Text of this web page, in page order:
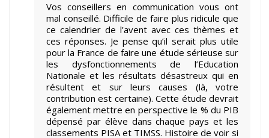
Vos conseillers en communication vous ont
mal conseillé. Difficile de faire plus ridicule que
ce calendrier de l’avent avec ces thèmes et
ces réponses. Je pense qu’il serait plus utile
pour la France de faire une étude sérieuse sur
les dysfonctionnements de l’Education
Nationale et les résultats désastreux qui en
résultent et sur leurs causes (là, votre
contribution est certaine). Cette étude devrait
également mettre en perspective le % du PIB
dépensé par élève dans chaque pays et les
classements PISA et TIMSS. Histoire de voir si